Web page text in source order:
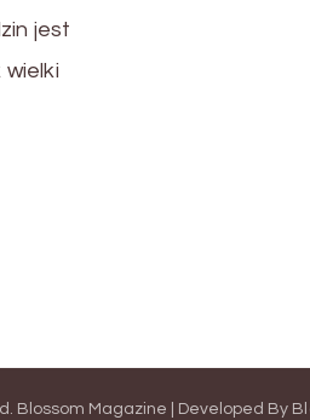
jest
Blossom Magazine | Developed By